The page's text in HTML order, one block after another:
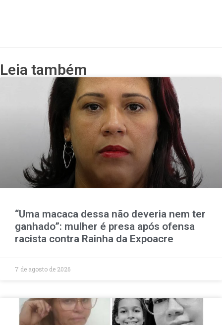
Leia também
“Uma macaca dessa não deveria nem ter
ganhado”: mulher é presa após ofensa
racista contra Rainha da Expoacre
7 de agosto de 2026